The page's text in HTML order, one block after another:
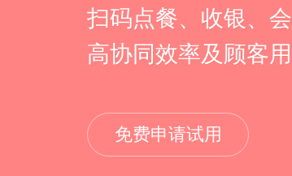
扫码点餐、收银、
高协同效率及顾客
免费申请试用